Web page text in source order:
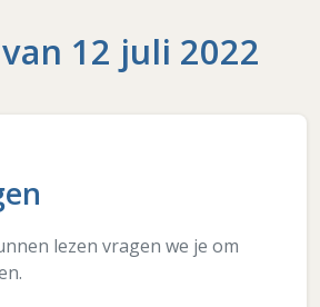
12 juli 2022
lezen vragen we je om